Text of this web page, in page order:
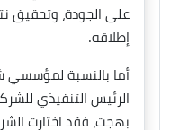
على الجودة، وتحقيق
إطلاقه.
الرئيس التنفيذي
بهجت، فقد اختارت